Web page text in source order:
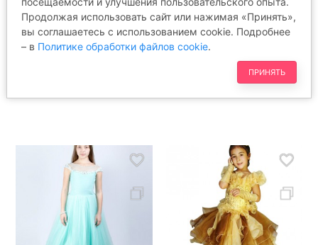
платье Доминика платье Вирджиния
650
Продолжая использовать сайт или нажимая «Принять»,
вы соглашаетесь с использованием cookie. Подробнее
– в Политике обработки файлов cookie.
ПРИНЯТЬ